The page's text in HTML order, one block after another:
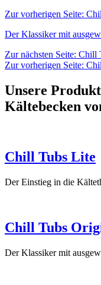
Zur vorherigen Seite:
Der Klassiker mit
Zur nächsten Seite: Chill
Zur vorherigen Seite:
Unsere
Kältebecken
Chill Tubs Lite
Der Einstieg in die
Chill Tubs
Der Klassiker mit